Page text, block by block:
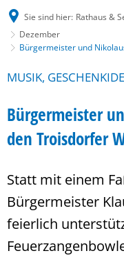
Sie sind hier: Rathaus &
Dezember
Bürgermeister und
MUSIK,
Bürgermeister
den Troisdorfer
Statt mit einem
Bürgermeister
feierlich